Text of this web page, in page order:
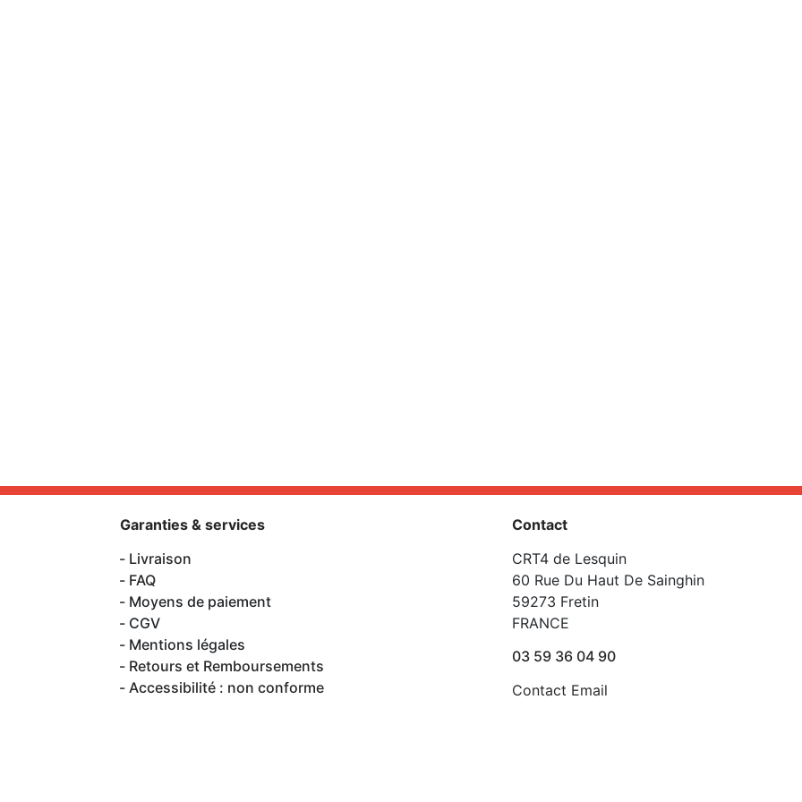
Garanties & services
Livraison
FAQ
Moyens de paiement
CGV
Mentions légales
Retours et Remboursements
Accessibilité : non conforme
Contact
CRT4 de Lesquin
60 Rue Du Haut De Sainghin
59273 Fretin
FRANCE
03 59 36 04 90
Contact Email